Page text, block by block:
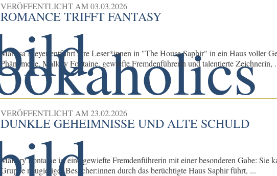
VERÖFFENTLICHT AM03.03.2026
ROMANCE TRIFFT FANTASY
Marissa Meyer entführt ihre Leser*innen in "The House Saphir" in ein Haus voller
Phänomene. Mallory Fontaine, gewiefte Fremdenführerin und talentierte Zeichnerin,
VERÖFFENTLICHT AM23.02.2026
DUNKLE GEHEIMNISSE UND ALTE SCHULD
Mallory Fontaine ist eine gewiefte Fremdenführerin mit einer besonderen Gabe: Sie
Gruppe neugieriger Besucher:innen durch das berüchtigte Haus Saphir führt, ...